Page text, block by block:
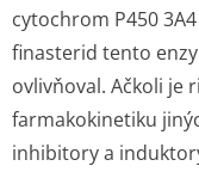
cytochrom P450
finasterid tento
ovlivňoval. Ačkoli je
farmakokinetiku
inhibitory a